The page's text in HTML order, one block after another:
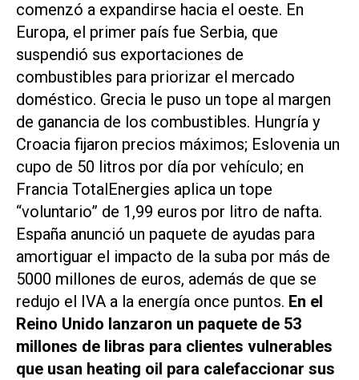
comenzó a expandirse hacia el oeste. En
Europa, el primer país fue Serbia, que
suspendió sus exportaciones de
combustibles para priorizar el mercado
doméstico. Grecia le puso un tope al margen
de ganancia de los combustibles. Hungría y
Croacia fijaron precios máximos; Eslovenia un
cupo de 50 litros por día por vehículo; en
Francia TotalEnergies aplica un tope
“voluntario” de 1,99 euros por litro de nafta.
España anunció un paquete de ayudas para
amortiguar el impacto de la suba por más de
5000 millones de euros, además de que se
redujo el IVA a la energía once puntos. En el
Reino Unido lanzaron un paquete de 53
millones de libras para clientes vulnerables
que usan heating oil para calefaccionar sus